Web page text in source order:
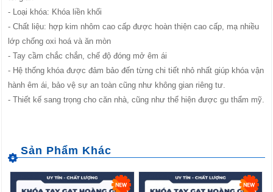
- Loại khóa: Khóa liền khối
- Chất liệu: hợp kim nhôm cao cấp được hoàn thiện cao cấp, mạ nhiều
lớp chống oxi hoá và ăn mòn
- Tay cầm chắc chắn, chế độ đóng mở êm ái
- Hệ thống khóa được đảm bảo đến từng chi tiết nhỏ nhất giúp khóa vận
hành êm ái, bảo vệ sự an toàn cũng như không gian riêng tư.
- Thiết kế sang trọng cho căn nhà, cũng như thể hiện được gu thẩm mỹ.